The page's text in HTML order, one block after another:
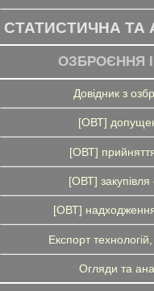
СТАТИСТИЧНА ТА
ОЗБРОЄННЯ
Довідник з
[ОВТ]
[ОВТ]
[ОВТ]
[ОВТ]
Експорт
Огляди та